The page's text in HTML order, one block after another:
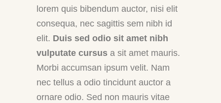
lorem quis bibendum auctor, nisi elit
consequa, nec sagittis sem nibh id
elit. Duis sed odio sit amet nibh
vulputate cursus a sit amet mauris.
Morbi accumsan ipsum velit. Nam
nec tellus a odio tincidunt auctor a
ornare odio. Sed non mauris vitae